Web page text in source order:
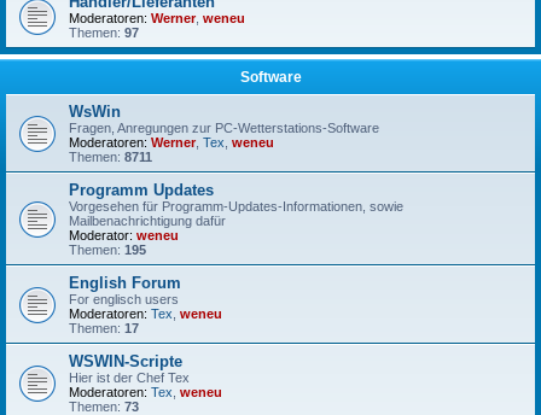
Moderatoren: Werner, weneu
Themen: 97
Software
WsWin
Fragen, Anregungen zur PC-Wetterstations-Software
Moderatoren: Werner, Tex weneu
Themen: 8711
Programm Updates
Vorgesehen für Programm-Updates-Informationen, sowie
Mailbenachrichtigung dafür
Moderator: weneu
Themen: 195
English Forum
For englisch users
Moderatoren: Tex weneu
Themen: 17
WSWIN-Scripte
Hier ist der Chef Tex
Moderatoren: Tex weneu
Themen: 73